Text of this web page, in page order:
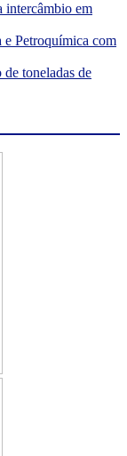
intercâmbio em
Petroquímica com
toneladas de